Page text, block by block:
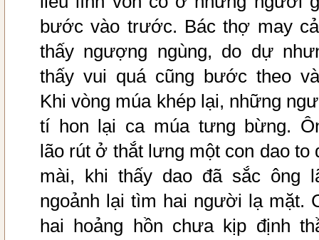
bước vào trước. Bác thợ may
thấy ngượng ngùng, do dự
thấy vui quá cũng bước theo
Khi vòng múa khép lại, những
tí hon lại ca múa tưng bừng.
lão rút ở thắt lưng một con dao to
mài, khi thấy dao đã sắc ông
ngoảnh lại tìm hai người lạ mặt.
hai hoảng hồn chưa kịp định